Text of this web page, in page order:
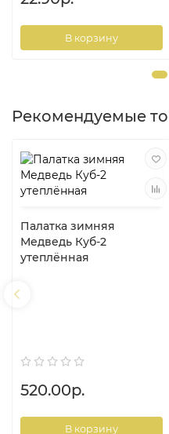
В корзину
Рекомендуемые
Палатка зимняя
Медведь Куб-2
утеплённая
520.00р.
В корзину